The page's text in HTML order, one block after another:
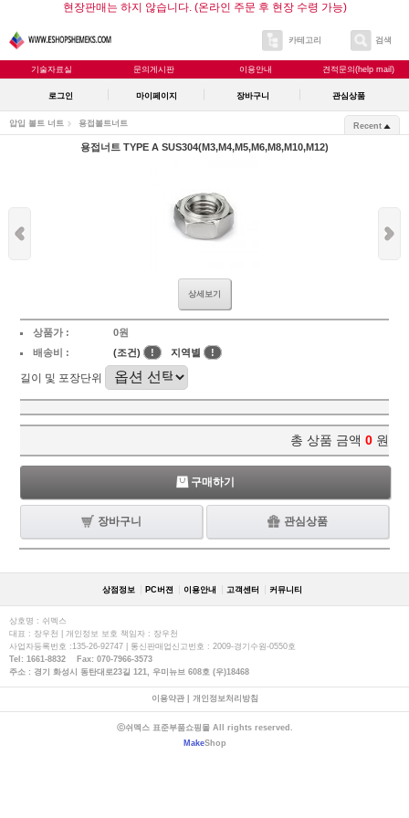
현장판매는 하지 않습니다. (온라인 주문 후 현장 수령 가능)
카테고리 검색
기술자료실 문의게시판 이용안내 견적문의(help mail)
로그인 마이페이지 장바구니 관심상품
압입 볼트 너트 용접볼트너트 Recent
용접너트 TYPE A SUS304(M3,M4,M5,M6,M8,M10,M12)
상세보기
상품가 :
0원
배송비 :
(조건) ! 지역별 !
길이 및 포장단위
총 상품 금액 0 원
구매하기
장바구니 관심상품
상점정보 PC버젼 이용안내 고객센터 커뮤니티
상호명 : 쉬멕스
대표 : 장우천 | 개인정보 보호 책임자 : 장우천
사업자등록번호 :135-26-92747 | 통신판매업신고번호 : 2009-경기수원-0550호
Tel: 1661-8832 Fax: 070-7966-3573
주소 : 경기 화성시 동탄대로23길 121, 우미뉴브 608호 (우)18468
이용약관| 개인정보처리방침
ⓒ쉬멕스 표준부품쇼핑몰 All rights reserved.
MakeShop